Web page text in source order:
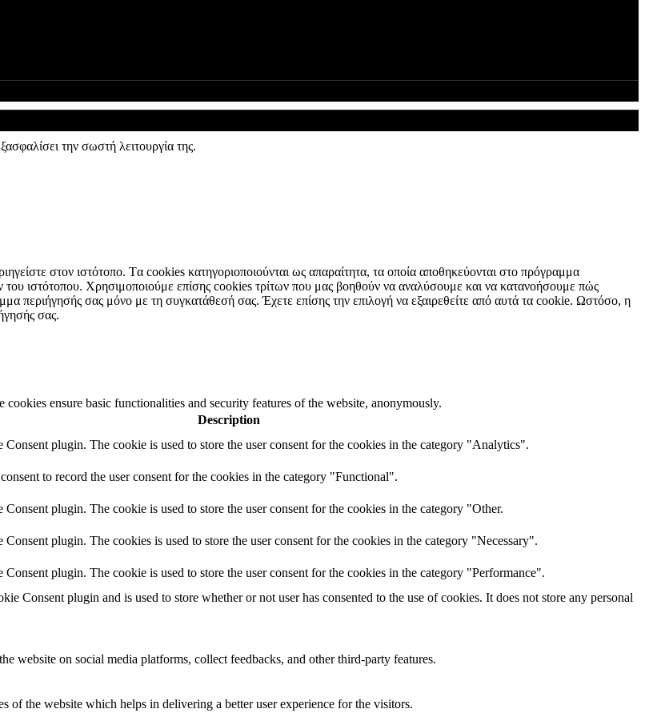
την σωστή λειτουργία της.
στον ιστότοπο. Tα cookies κατηγοριοποιούνται ως απαραίτητα, τα οποία αποθηκεύονται στο πρόγραμμα
του ιστότοπου. Χρησιμοποιούμε επίσης cookies τρίτων που μας βοηθούν να αναλύσουμε και να κατανοήσουμε πώς
περιήγησής σας μόνο με τη συγκατάθεσή σας. Έχετε επίσης την επιλογή να εξαιρεθείτε από αυτά τα cookie. Ωστόσο, η
σας.
ensure basic functionalities and security features of the website, anonymously.
Description
plugin. The cookie is used to store the user consent for the cookies in the category "Analytics".
to record the user consent for the cookies in the category "Functional".
plugin. The cookie is used to store the user consent for the cookies in the category "Other.
plugin. The cookies is used to store the user consent for the cookies in the category "Necessary".
plugin. The cookie is used to store the user consent for the cookies in the category "Performance".
Consent plugin and is used to store whether or not user has consented to the use of cookies. It does not store any personal
website on social media platforms, collect feedbacks, and other third-party features.
of the website which helps in delivering a better user experience for the visitors.